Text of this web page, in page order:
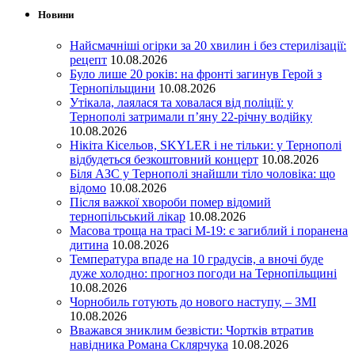
Новини
Найсмачніші огірки за 20 хвилин і без стерилізації:
рецепт 10.08.2026
Було лише 20 років: на фронті загинув Герой з
Тернопільщини 10.08.2026
Утікала, лаялася та ховалася від поліції: у
Тернополі затримали п’яну 22-річну водійку
10.08.2026
Нікіта Кісельов, SKYLER і не тільки: у Тернополі
відбудеться безкоштовний концерт 10.08.2026
Біля АЗС у Тернополі знайшли тіло чоловіка: що
відомо 10.08.2026
Після важкої хвороби помер відомий
тернопільський лікар 10.08.2026
Масова троща на трасі М-19: є загиблий і поранена
дитина 10.08.2026
Температура впаде на 10 градусів, а вночі буде
дуже холодно: прогноз погоди на Тернопільщині
10.08.2026
Чорнобиль готують до нового наступу, – ЗМІ
10.08.2026
Вважався зниклим безвісти: Чортків втратив
навідника Романа Склярчука 10.08.2026